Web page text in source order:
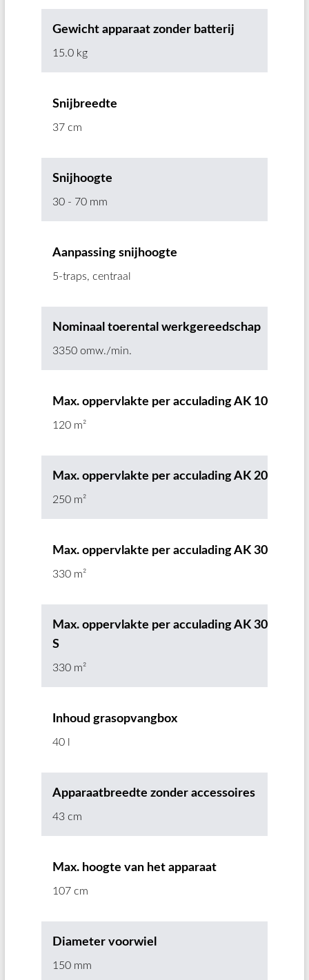
Gewicht apparaat zonder batterij
15.0 kg
Snijbreedte
37 cm
Snijhoogte
30 - 70 mm
Aanpassing snijhoogte
5-traps, centraal
Nominaal toerental werkgereedschap
3350 omw./min.
Max. oppervlakte per acculading AK 10
120 m²
Max. oppervlakte per acculading AK 20
250 m²
Max. oppervlakte per acculading AK 30
330 m²
Max. oppervlakte per acculading AK 30
S
330 m²
Inhoud grasopvangbox
40 l
Apparaatbreedte zonder accessoires
43 cm
Max. hoogte van het apparaat
107 cm
Diameter voorwiel
150 mm